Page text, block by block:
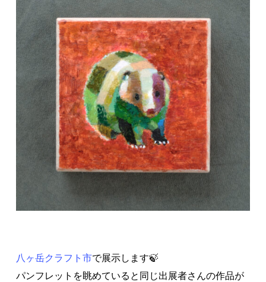
八ヶ岳クラフト市で展示します🍃
パンフレットを眺めていると同じ出展者さんの作品が